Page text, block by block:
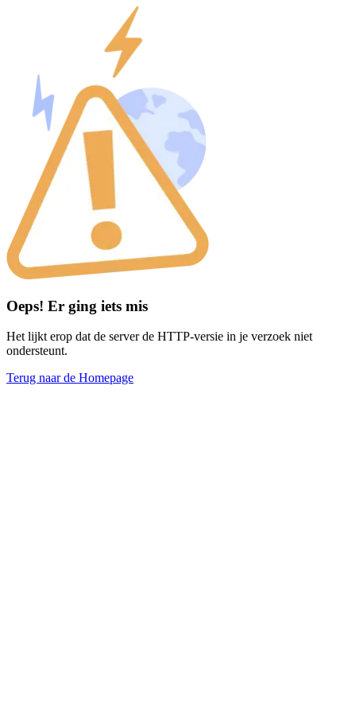
Oeps! Er ging iets mis
Het lijkt erop dat de server de HTTP-versie in je verzoek niet
ondersteunt.
Terug naar de Homepage